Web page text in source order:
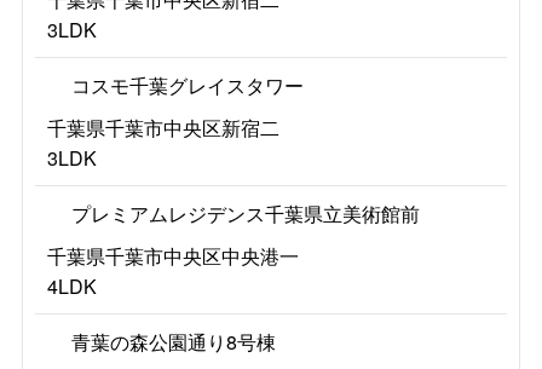
3LDK
コスモ千葉グレイスタワー
千葉県千葉市中央区新宿二
3LDK
プレミアムレジデンス千葉県立美術館前
千葉県千葉市中央区中央港一
4LDK
青葉の森公園通り8号棟